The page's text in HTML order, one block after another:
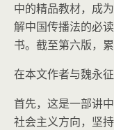
中的精品教材，成
解中国传播法的必
书。截至第六版，
在本文作者与魏永
首先，这是一部讲
社会主义方向，坚